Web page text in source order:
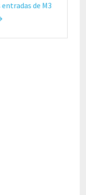
de M3